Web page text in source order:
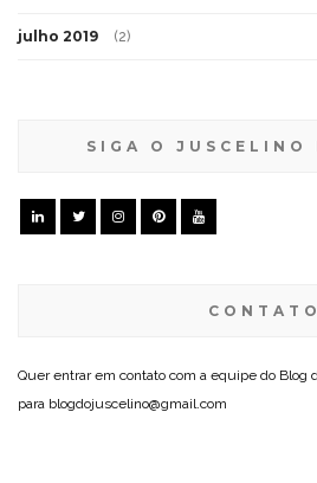
julho 2019 (2)
SIGA O JUSCELINO
CONTATO
Quer entrar em contato com a equipe do Blog
para blogdojuscelino@gmail.com